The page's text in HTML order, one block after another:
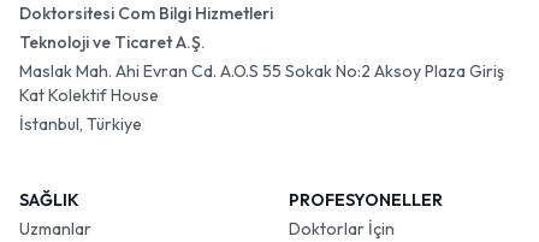
Doktorsitesi Com Bilgi Hizmetleri
Teknoloji ve Ticaret A.Ş.
Maslak Mah. Ahi Evran Cd. A.O.S 55 Sokak No:2 Aksoy Plaza Giriş
Kat Kolektif House
İstanbul, Türkiye
SAĞLIK
Uzmanlar
PROFESYONELLER
Doktorlar İçin